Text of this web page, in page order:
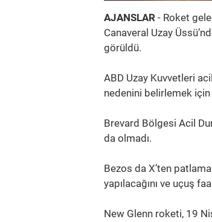
AJANSLAR - Roket
Canaveral Uzay
görüldü.
ABD Uzay Kuvvetleri
nedenini belirlemek
Brevard Bölgesi Acil
da olmadı.
Bezos da X’ten
yapılacağını ve uçuş
New Glenn roketi, 19